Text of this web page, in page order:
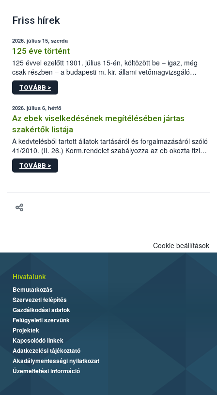
Friss hírek
2026. július 15, szerda
125 éve történt
125 évvel ezelőtt 1901. július 15-én, költözött be – igaz, még
csak részben – a budapesti m. kir. állami vetőmagvizsgáló
állomás a Kis Rókus utca 15. szám alatti, Czigler Győző által
tervezett új épületébe.
TOVÁBB >
2026. július 6, hétfő
Az ebek viselkedésének megítélésében jártas
szakértők listája
A kedvtelésből tartott állatok tartásáról és forgalmazásáról szóló
41/2010. (II. 26.) Korm.rendelet szabályozza az eb okozta fizikai
sérülés, illetve ennek veszélye keletkezésekor felmerülő
hatósági feladatokat, valamint a veszélyes eb tartását és annak
TOVÁBB >
Cookie beállítások
Hivatalunk
Bemutatkozás
Szervezeti felépítés
Gazdálkodási adatok
Felügyeleti szervünk
Projektek
Kapcsolódó linkek
Adatkezelési tájékoztató
Akadálymentességi nyilatkozat
Üzemeltetési információ